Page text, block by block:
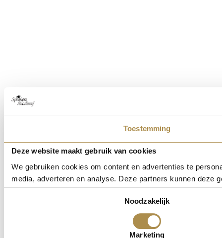
Toestemming
Deze website maakt gebruik van cookies
We gebruiken cookies om content en advertenties te
media, adverteren en analyse. Deze partners kunnen deze
Noodzakelijk
Marketing